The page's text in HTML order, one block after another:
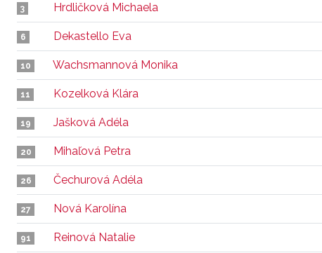
3 Hrdličková Michaela
6 Dekastello Eva
10 Wachsmannová Monika
11 Kozelková Klára
19 Jašková Adéla
20 Mihaľová Petra
26 Čechurová Adéla
27 Nová Karolína
91 Reinová Natalie